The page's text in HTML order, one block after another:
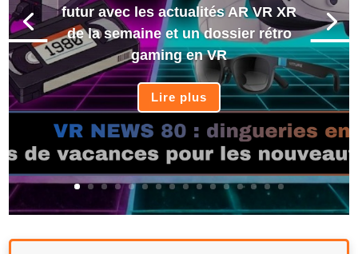
futur avec les actualités AR VR XR
de la semaine et un dossier rétro
gaming en VR
Lire plus